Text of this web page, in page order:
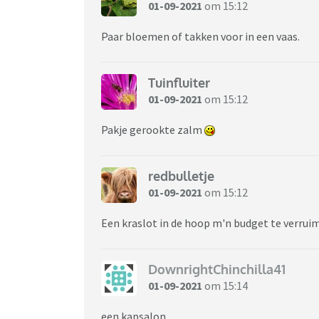
01-09-2021 om 15:12
Paar bloemen of takken voor in een vaas.
Tuinfluiter
01-09-2021 om 15:12
Pakje gerookte zalm
redbulletje
01-09-2021 om 15:12
Een kraslot in de hoop m'n budget te
DownrightChinchilla41
01-09-2021 om 15:14
een kapsalon